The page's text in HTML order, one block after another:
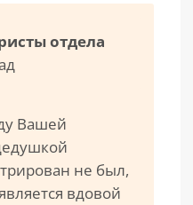
отдела
Вашей
не был,
вдовой